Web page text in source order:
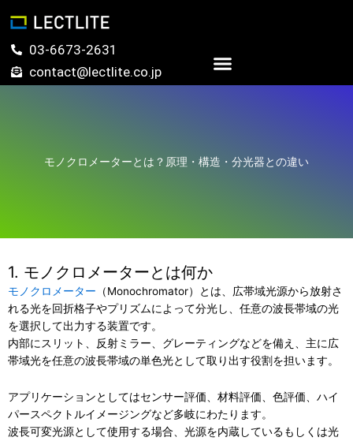
03-6673-2631
contact@lectlite.co.jp
モノクロメーターとは？原理・構造・分光器との違い
1. モノクロメーターとは何か
モノクロメーター （Monochromator）とは、広帯域光源から放射さ
れる光を回折格子やプリズムによって分光し、任意の波長帯域の光
を選択して出力する装置です。
内部にスリット、反射ミラー、グレーティングなどを備え、主に広
帯域光を任意の波長帯域の単色光として取り出す役割を担います。
アプリケーションとしてはセンサー評価、材料評価、色評価、ハイ
パースペクトルイメージングなど多岐にわたります。
波長可変光源として使用する場合、光源を内蔵しているもしくは光